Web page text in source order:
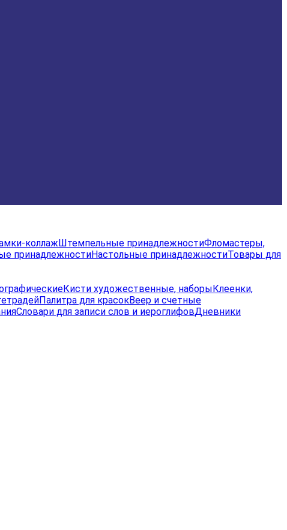
коллажШтемпельные принадлежностиФломастеры,
принадлежностиНастольные принадлежностиТовары для
Кисти художественные, наборыКлеенки,
Палитра для красокВеер и счетные
Словари для записи слов и иероглифовДневники